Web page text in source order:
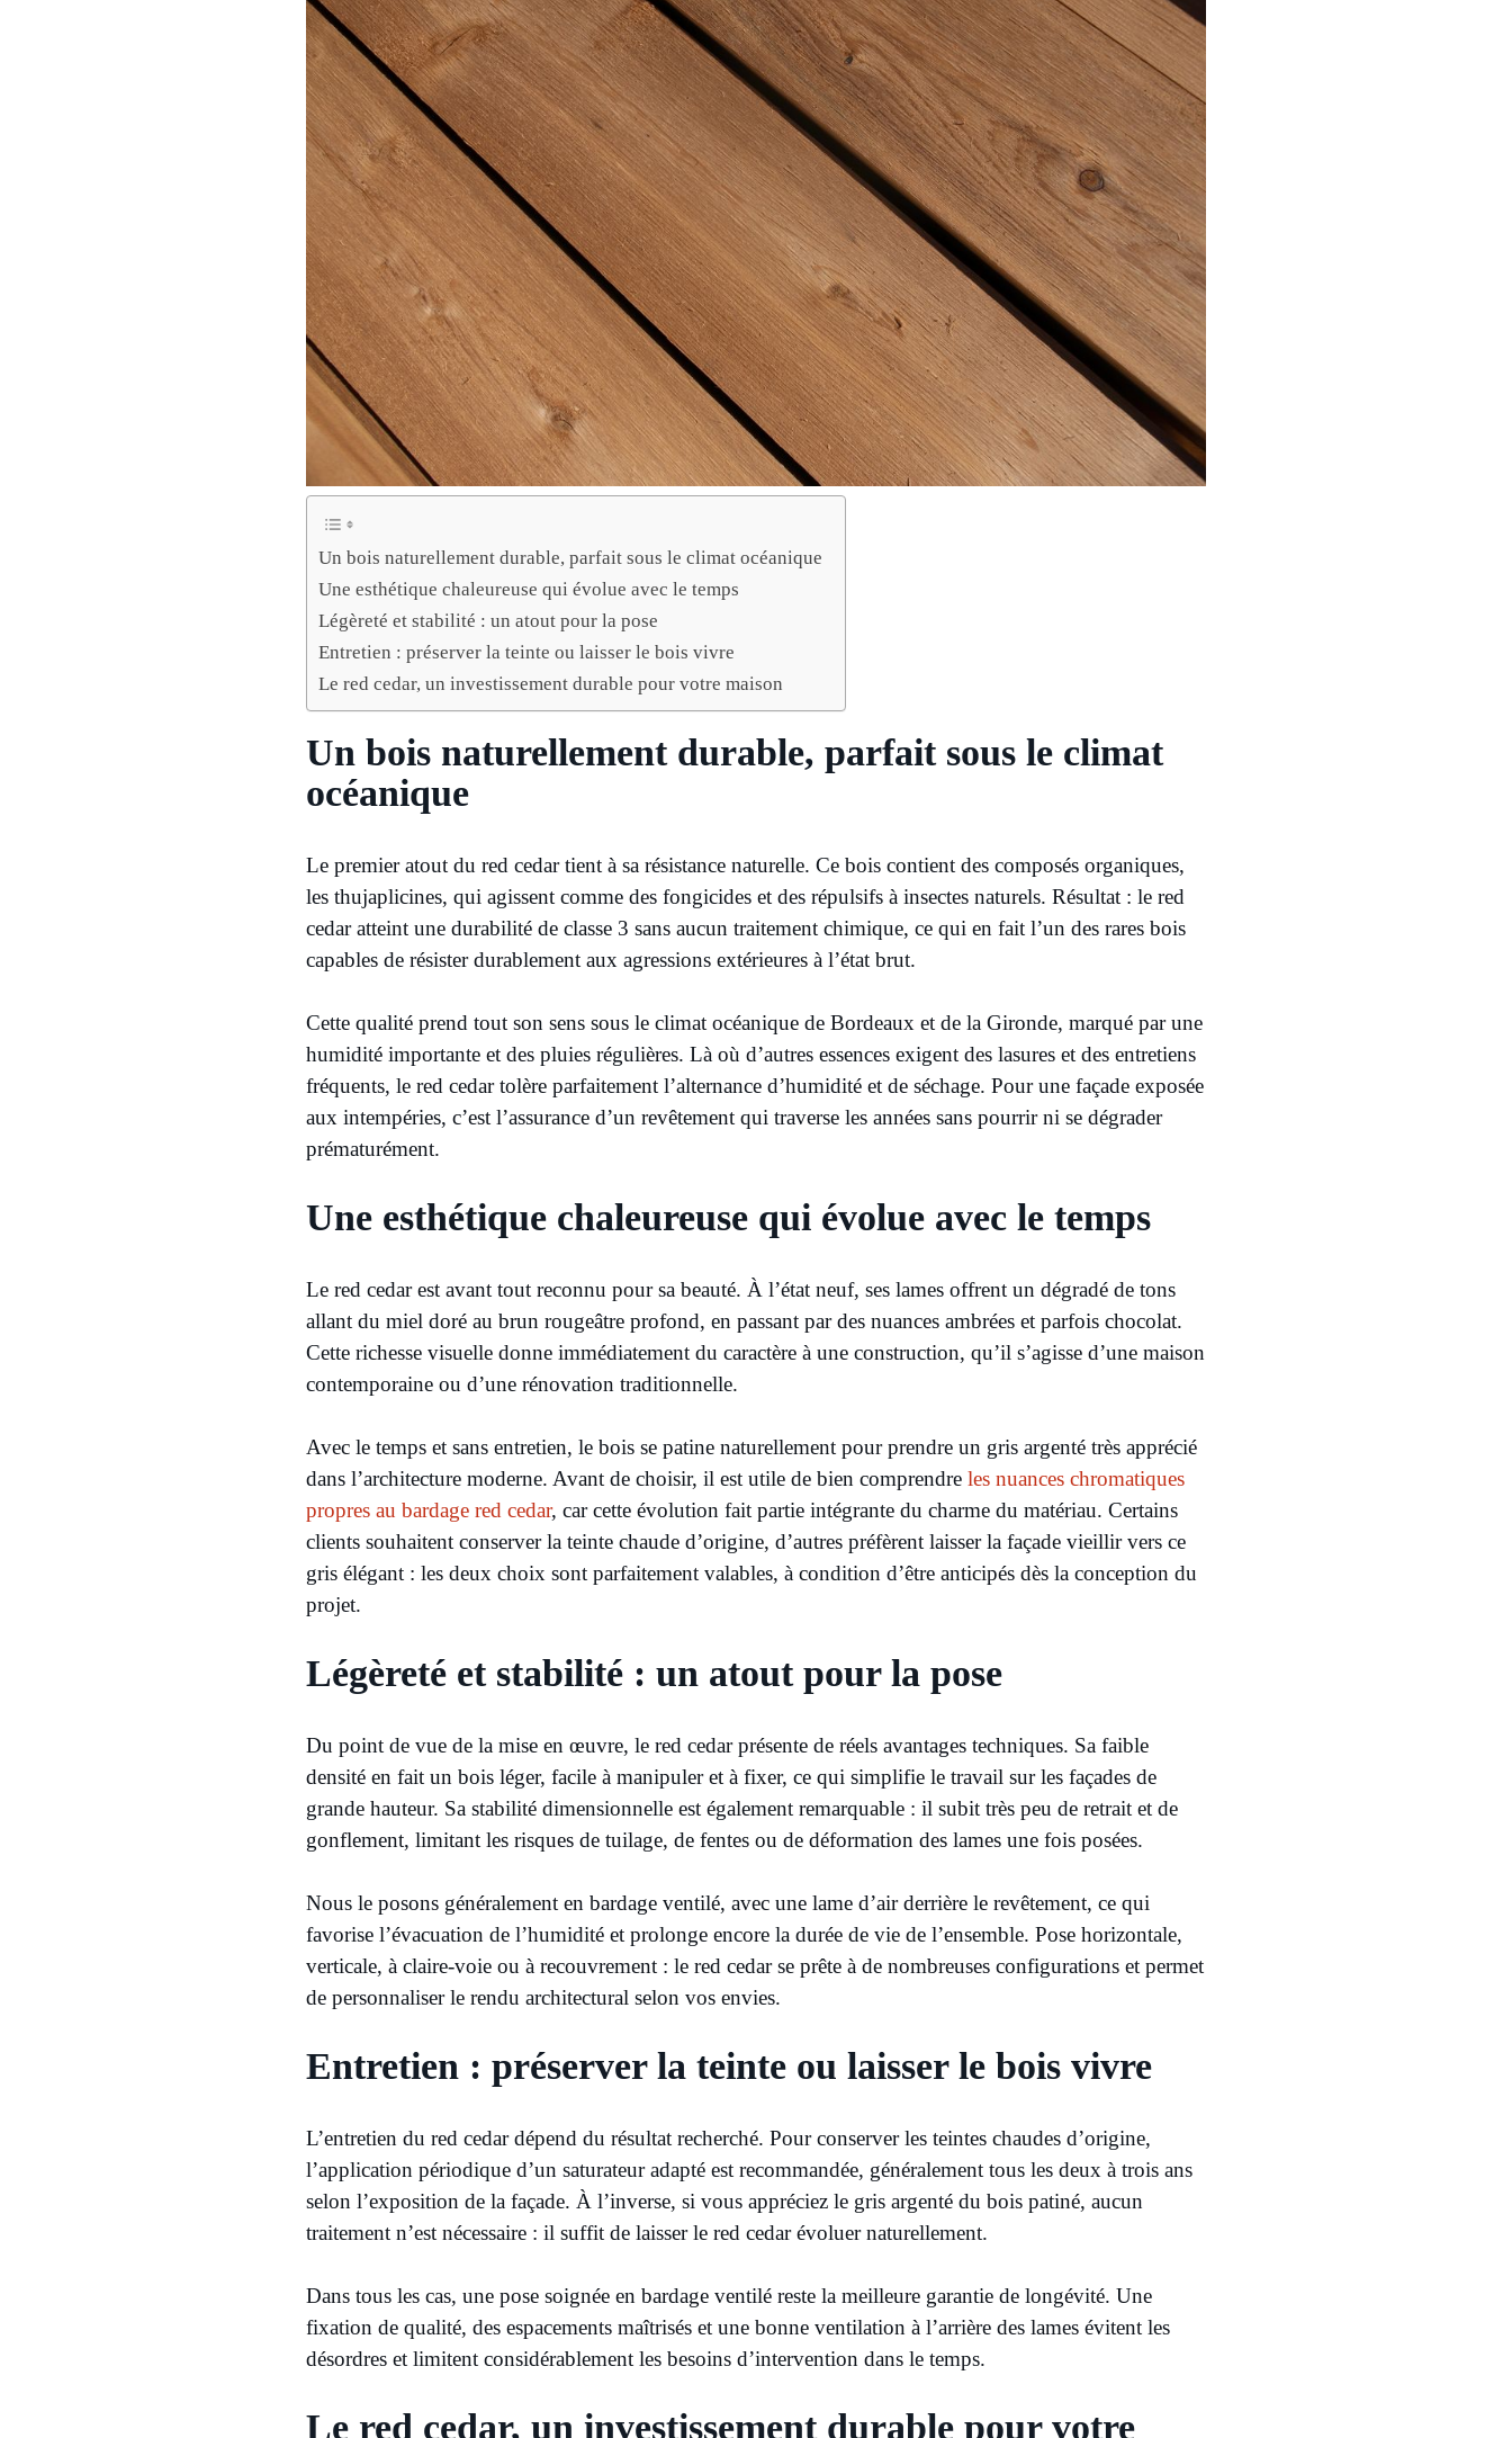
Un bois naturellement durable, parfait sous le climat océanique
Une esthétique chaleureuse qui évolue avec le temps
Légèreté et stabilité : un atout pour la pose
Entretien : préserver la teinte ou laisser le bois vivre
Le red cedar, un investissement durable pour votre maison
Un bois naturellement durable, parfait sous le climat
océanique
Le premier atout du red cedar tient à sa résistance naturelle. Ce bois contient des composés organiques,
les thujaplicines, qui agissent comme des fongicides et des répulsifs à insectes naturels. Résultat : le red
cedar atteint une durabilité de classe 3 sans aucun traitement chimique, ce qui en fait l’un des rares bois
capables de résister durablement aux agressions extérieures à l’état brut.
Cette qualité prend tout son sens sous le climat océanique de Bordeaux et de la Gironde, marqué par une
humidité importante et des pluies régulières. Là où d’autres essences exigent des lasures et des entretiens
fréquents, le red cedar tolère parfaitement l’alternance d’humidité et de séchage. Pour une façade exposée
aux intempéries, c’est l’assurance d’un revêtement qui traverse les années sans pourrir ni se dégrader
prématurément.
Une esthétique chaleureuse qui évolue avec le temps
Le red cedar est avant tout reconnu pour sa beauté. À l’état neuf, ses lames offrent un dégradé de tons
allant du miel doré au brun rougeâtre profond, en passant par des nuances ambrées et parfois chocolat.
Cette richesse visuelle donne immédiatement du caractère à une construction, qu’il s’agisse d’une maison
contemporaine ou d’une rénovation traditionnelle.
Avec le temps et sans entretien, le bois se patine naturellement pour prendre un gris argenté très apprécié
dans l’architecture moderne. Avant de choisir, il est utile de bien comprendre les nuances chromatiques
propres au bardage red cedar, car cette évolution fait partie intégrante du charme du matériau. Certains
clients souhaitent conserver la teinte chaude d’origine, d’autres préfèrent laisser la façade vieillir vers ce
gris élégant : les deux choix sont parfaitement valables, à condition d’être anticipés dès la conception du
projet.
Légèreté et stabilité : un atout pour la pose
Du point de vue de la mise en œuvre, le red cedar présente de réels avantages techniques. Sa faible
densité en fait un bois léger, facile à manipuler et à fixer, ce qui simplifie le travail sur les façades de
grande hauteur. Sa stabilité dimensionnelle est également remarquable : il subit très peu de retrait et de
gonflement, limitant les risques de tuilage, de fentes ou de déformation des lames une fois posées.
Nous le posons généralement en bardage ventilé, avec une lame d’air derrière le revêtement, ce qui
favorise l’évacuation de l’humidité et prolonge encore la durée de vie de l’ensemble. Pose horizontale,
verticale, à claire-voie ou à recouvrement : le red cedar se prête à de nombreuses configurations et permet
de personnaliser le rendu architectural selon vos envies.
Entretien : préserver la teinte ou laisser le bois vivre
L’entretien du red cedar dépend du résultat recherché. Pour conserver les teintes chaudes d’origine,
l’application périodique d’un saturateur adapté est recommandée, généralement tous les deux à trois ans
selon l’exposition de la façade. À l’inverse, si vous appréciez le gris argenté du bois patiné, aucun
traitement n’est nécessaire : il suffit de laisser le red cedar évoluer naturellement.
Dans tous les cas, une pose soignée en bardage ventilé reste la meilleure garantie de longévité. Une
fixation de qualité, des espacements maîtrisés et une bonne ventilation à l’arrière des lames évitent les
désordres et limitent considérablement les besoins d’intervention dans le temps.
Le red cedar, un investissement durable pour votre